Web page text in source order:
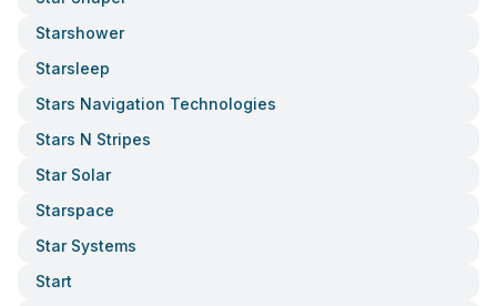
Starshower
Starsleep
Stars Navigation Technologies
Stars N Stripes
Star Solar
Starspace
Star Systems
Start